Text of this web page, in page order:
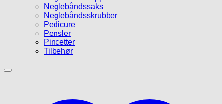
Neglebåndssaks
Neglebåndsskrubber
Pedicure
Pensler
Pincetter
Tilbehør